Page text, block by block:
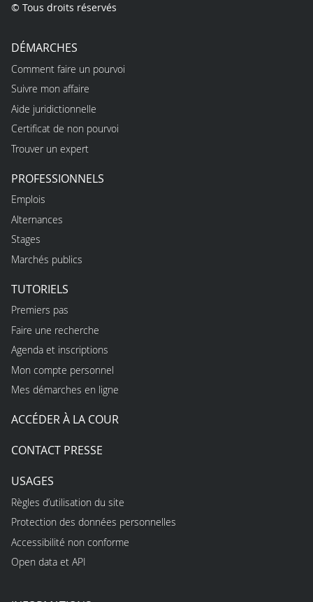
© Tous droits réservés
DÉMARCHES
Comment faire un pourvoi
Suivre mon affaire
Aide juridictionnelle
Certificat de non pourvoi
Trouver un expert
PROFESSIONNELS
Emplois
Alternances
Stages
Marchés publics
TUTORIELS
Premiers pas
Faire une recherche
Agenda et inscriptions
Mon compte personnel
Mes démarches en ligne
ACCÉDER À LA COUR
CONTACT PRESSE
USAGES
Règles d’utilisation du site
Protection des données personnelles
Accessibilité non conforme
Open data et API